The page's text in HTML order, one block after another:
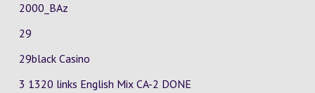
2000_BAz
29
29black Casino
3 1320 links English Mix CA-2 DONE